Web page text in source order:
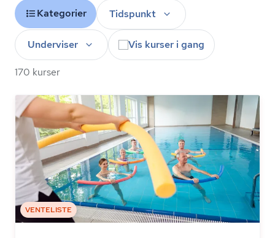
Kategorier Tidspunkt
Underviser Vis kurser i gang
170 kurser
VENTELISTE